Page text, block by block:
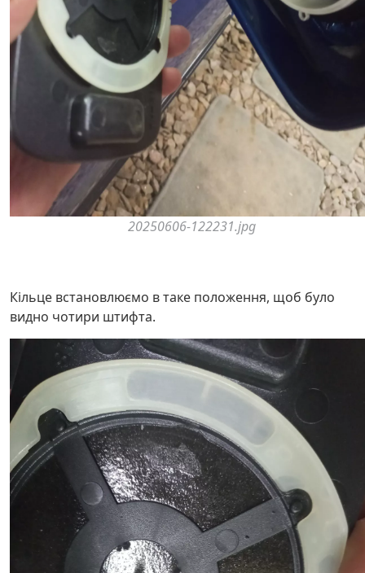
20250606-122231.jpg
Кільце встановлюємо в таке положення, щоб було
видно чотири штифта.